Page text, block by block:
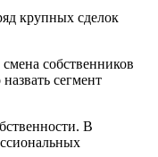
крупных сделок
собственников
сегмент
В